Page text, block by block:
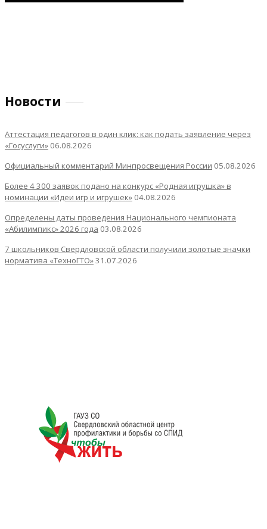
Новости
Аттестация педагогов в один клик: как подать заявление через
«Госуслуги» 06.08.2026
Официальный комментарий Минпросвещения России 05.08.2026
Более 4 300 заявок подано на конкурс «Родная игрушка» в
номинации «Идеи игр и игрушек» 04.08.2026
Определены даты проведения Национального чемпионата
«Абилимпикс» 2026 года 03.08.2026
7 школьников Свердловской области получили золотые значки
норматива «ТехноГТО»31.07.2026